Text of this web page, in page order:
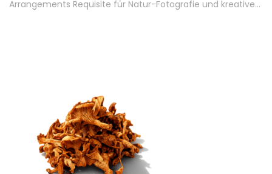
Arrangements Requisite für Natur-Fotografie und kreative…